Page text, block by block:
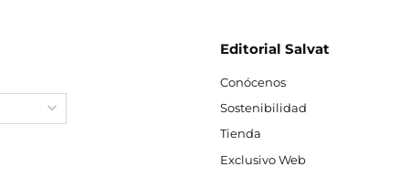
Editorial Salvat
Conócenos
Sostenibilidad
Tienda
Exclusivo Web